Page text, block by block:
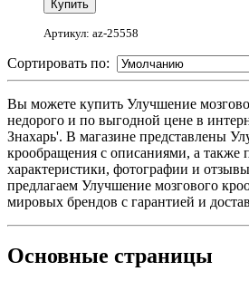
Артикул: az-25558
Сортировать по:
Вы можете купить Улучшение
недорого и по выгодной цене в
Знахарь'. В магазине представлены
крообращения с описаниями, а также
характеристики, фотографии и
предлагаем Улучшение мозгового
мировых брендов с гарантией и
Основные страницы